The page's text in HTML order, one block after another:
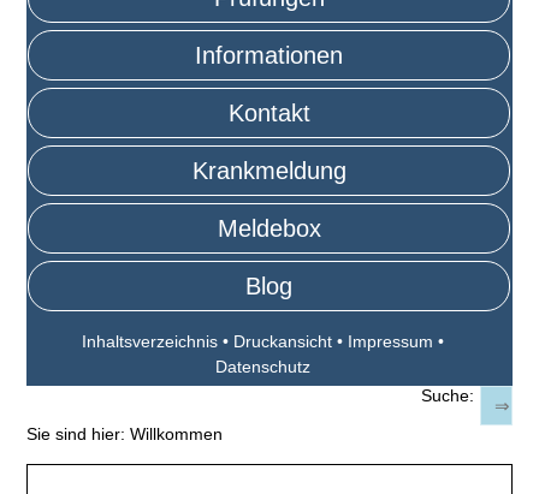
Informationen
Kontakt
Krankmeldung
Meldebox
Blog
Inhaltsverzeichnis • Druckansicht • Impressum •
Datenschutz
Suche:
Sie sind hier:Willkommen